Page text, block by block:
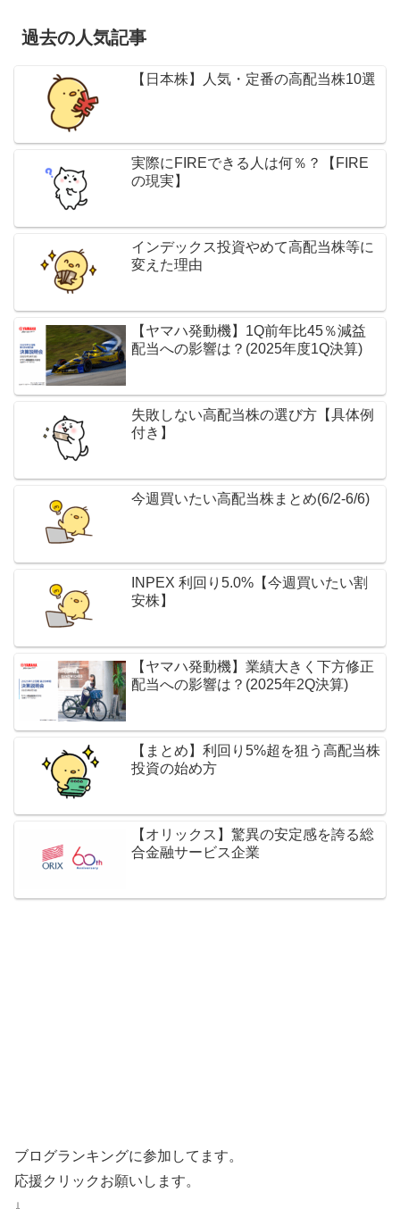
過去の人気記事
【日本株】人気・定番の高配当株10選
実際にFIREできる人は何％？【FIRE
の現実】
インデックス投資やめて高配当株等に
変えた理由
【ヤマハ発動機】1Q前年比45％減益
配当への影響は？(2025年度1Q決算)
失敗しない高配当株の選び方【具体例
付き】
今週買いたい高配当株まとめ(6/2-6/6)
INPEX 利回り5.0%【今週買いたい割
安株】
【ヤマハ発動機】業績大きく下方修正
配当への影響は？(2025年2Q決算)
【まとめ】利回り5%超を狙う高配当株
投資の始め方
【オリックス】驚異の安定感を誇る総
合金融サービス企業
ブログランキングに参加してます。
応援クリックお願いします。
↓